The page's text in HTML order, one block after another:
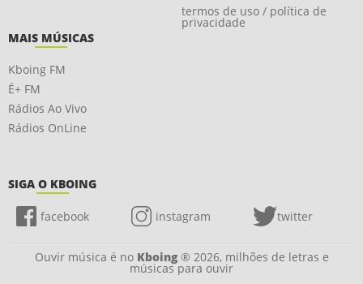
termos de uso / política de
privacidade
MAIS MÚSICAS
Kboing FM
É+ FM
Rádios Ao Vivo
Rádios OnLine
SIGA O KBOING
facebook instagram twitter
Ouvir música é no Kboing® 2026, milhões de letras e
músicas para ouvir